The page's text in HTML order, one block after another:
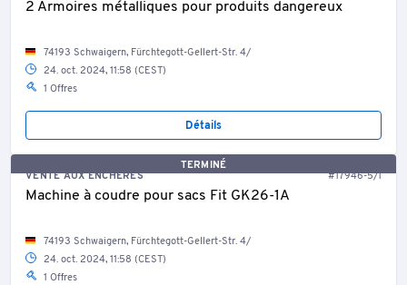
2 Armoires métalliques pour produits dangereux
74193 Schwaigern, Fürchtegott-Gellert-Str. 4/
24. oct. 2024, 11:58 (CEST)
1 Offres
Détails
TERMINÉ
VENTE AUX ENCHÈRES
#17946-5/1
Machine à coudre pour sacs Fit GK26-1A
74193 Schwaigern, Fürchtegott-Gellert-Str. 4/
24. oct. 2024, 11:58 (CEST)
1 Offres